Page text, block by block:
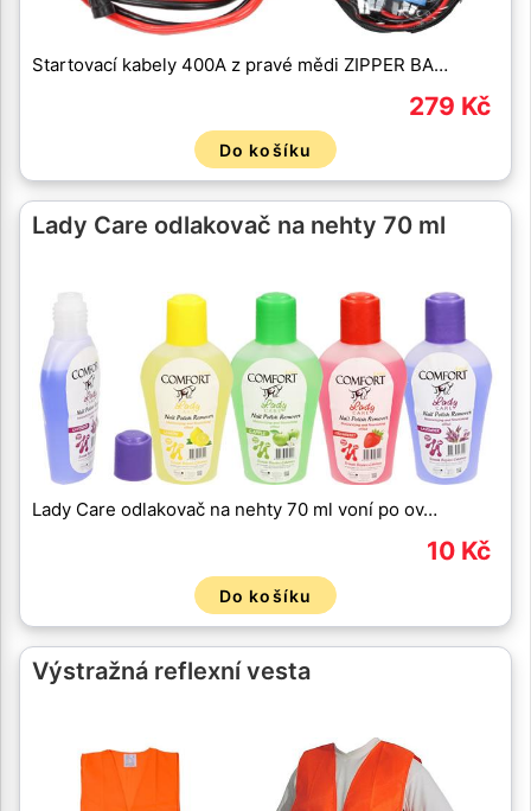
Startovací kabely 400A z pravé mědi ZIPPER BA…
279 Kč
Do košíku
Lady Care odlakovač na nehty 70 ml
Lady Care odlakovač na nehty 70 ml voní po ov…
10 Kč
Do košíku
Výstražná reflexní vesta